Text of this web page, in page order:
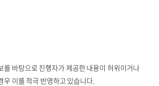
를 바탕으로 진행자가 제공한 내용이 허위이거나
우 이를 적극 반영하고 있습니다.